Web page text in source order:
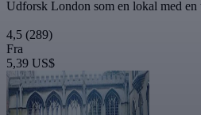
Udforsk London som en lokal med
4,5 (289)
Fra
5,39 US$